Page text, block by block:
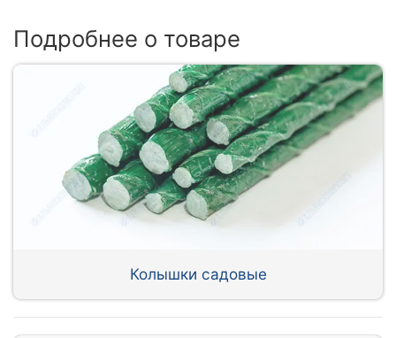
Подробнее о товаре
Колышки садовые